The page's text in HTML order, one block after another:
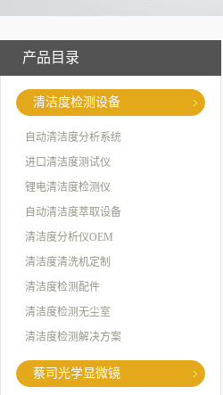
产品目录
清洁度检测设备
自动清洁度分析系统
进口清洁度测试仪
锂电清洁度检测仪
自动清洁度萃取设备
清洁度分析仪OEM
清洁度清洗机定制
清洁度检测配件
清洁度检测无尘室
清洁度检测解决方案
蔡司光学显微镜